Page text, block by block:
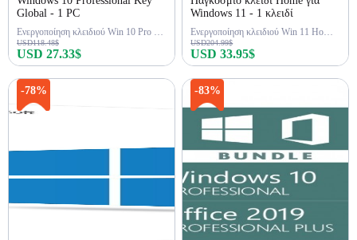
Global - 1 PC
Ενεργοποίηση κλειδιού Win 10 Pro για όλη τη ζωή
USD118.48$
USD 27.33$
Windows 11 - 1 κλειδί
Ενεργοποίηση κλειδιού Win 11 Home εφ' όρου ζωής
USD204.99$
USD 33.95$
-78% -83%